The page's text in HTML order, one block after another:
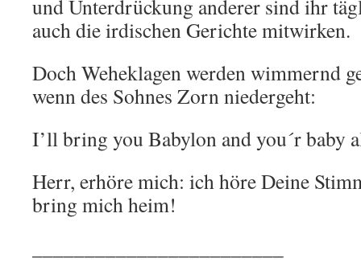
und Unterdrückung anderer sind ihr
auch die irdischen Gerichte mitwirken.
Doch Weheklagen werden wimmernd
wenn des Sohnes Zorn niedergeht:
I’ll bring you Babylon and you´r baby
Herr, erhöre mich: ich höre Deine
bring mich heim!